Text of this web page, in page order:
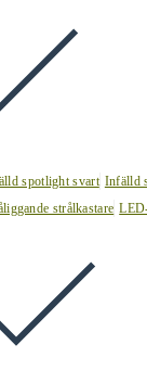
spotlight svart Infälld
strålkastare